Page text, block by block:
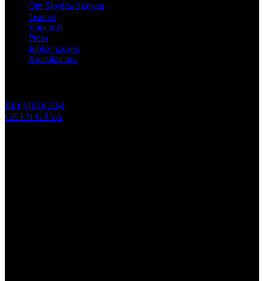
Om Skydda Skogen
Teamet
Våra mål
Press
Jobba hos oss
Kontakta oss
BLI MEDLEM
GE EN GÅVA